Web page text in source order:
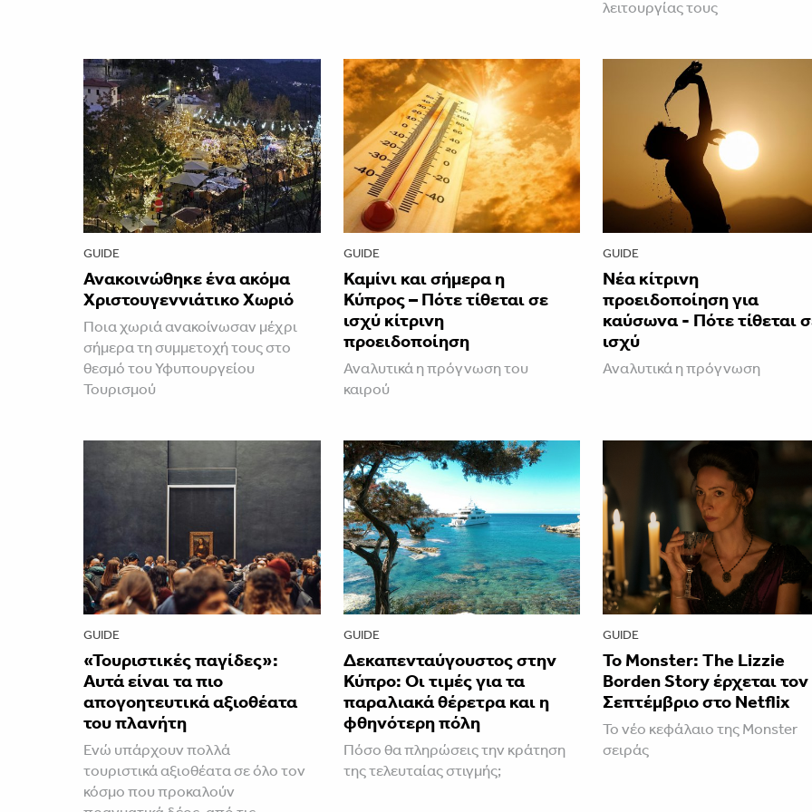
λειτουργίας τους
GUIDE
Ανακοινώθηκε ένα ακόμα
Χριστουγεννιάτικο Χωριό
Ποια χωριά ανακοίνωσαν μέχρι
σήμερα τη συμμετοχή τους στο
θεσμό του Υφυπουργείου
Τουρισμού
GUIDE
Καμίνι και σήμερα η
Κύπρος – Πότε τίθεται σε
ισχύ κίτρινη
προειδοποίηση
Αναλυτικά η πρόγνωση του
καιρού
GUIDE
Νέα κίτρινη
προειδοποίηση για
καύσωνα - Πότε τίθεται
ισχύ
Αναλυτικά η πρόγνωση
GUIDE
«Τουριστικές παγίδες»:
Αυτά είναι τα πιο
απογοητευτικά αξιοθέατα
του πλανήτη
Ενώ υπάρχουν πολλά
τουριστικά αξιοθέατα σε όλο τον
κόσμο που προκαλούν
GUIDE
Δεκαπενταύγουστος στην
Κύπρο: Οι τιμές για τα
παραλιακά θέρετρα και η
φθηνότερη πόλη
Πόσο θα πληρώσεις την κράτηση
της τελευταίας στιγμής;
GUIDE
Το Monster: The Lizzie
Borden Story έρχεται τον
Σεπτέμβριο στο Netflix
Το νέο κεφάλαιο της Monster
σειράς